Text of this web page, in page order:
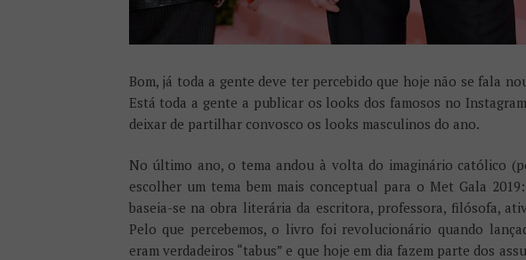
Bom, já toda a gente deve ter percebido que hoje não se fala
Está toda a gente a publicar os looks dos famosos no
deixar de partilhar convosco os looks masculinos do ano.
No último ano, o tema andou à volta do imaginário católico
escolher um tema bem mais conceptual para o Met Gala 2019:
baseia-se na obra literária da escritora, professora, filósofa,
Pelo que percebemos, o livro foi revolucionário quando
eram verdadeiros “tabus” e que hoje em dia fazem parte dos